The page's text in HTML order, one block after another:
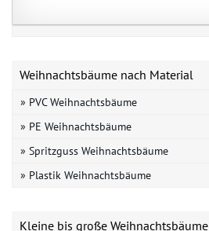
Weihnachtsbäume nach Material
» PVC Weihnachtsbäume
» PE Weihnachtsbäume
» Spritzguss Weihnachtsbäume
» Plastik Weihnachtsbäume
Kleine bis große Weihnachtsbäume